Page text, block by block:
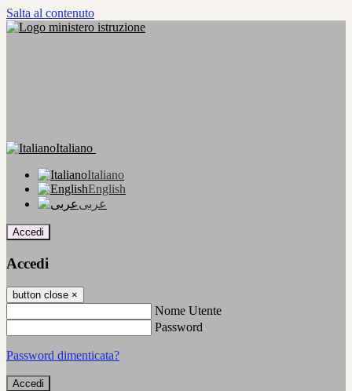
Salta al contenuto
Italiano
Italiano
English
عربى
Accedi
Accedi
button close ×
Nome Utente
Password
Password dimenticata?